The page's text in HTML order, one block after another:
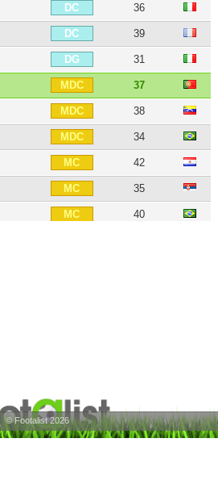
DC 36
DC 39
DG 31
MDC 37
MDC 38
MDC 34
MC 42
MC 35
MC 40
ATT 38
© Footalist 2026